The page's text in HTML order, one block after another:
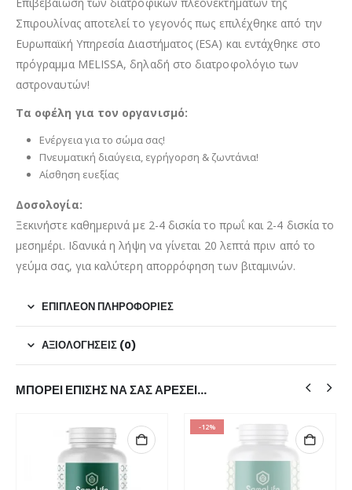
Σπιρουλίνας αποτελεί το γεγονός πως επιλέχθηκε από την
Ευρωπαϊκή Υπηρεσία Διαστήματος (ESA) και εντάχθηκε στο
πρόγραμμα MELISSA, δηλαδή στο διατροφολόγιο των
αστροναυτών!
Τα οφέλη για τον οργανισμό:
Ενέργεια για το σώμα σας!
Πνευματική διαύγεια, εγρήγορση & ζωντάνια!
Αίσθηση ευεξίας
Δοσολογία:
Ξεκινήστε καθημερινά με 2-4 δισκία το πρωΐ και 2-4 δισκία το
μεσημέρι. Ιδανικά η λήψη να γίνεται 20 λεπτά πριν από το
γεύμα σας, για καλύτερη απορρόφηση των βιταμινών.
ΕΠΙΠΛΈΟΝ ΠΛΗΡΟΦΟΡΊΕΣ
ΑΞΙΟΛΟΓΉΣΕΙΣ (0)
ΜΠΟΡΕΊ ΕΠΊΣΗΣ ΝΑ ΣΑΣ ΑΡΈΣΕΙ…
-12%